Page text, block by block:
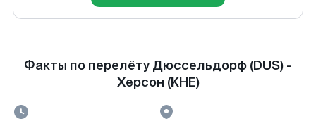
Факты по перелёту Дюссельдорф (DUS) -
Херсон (KHE)